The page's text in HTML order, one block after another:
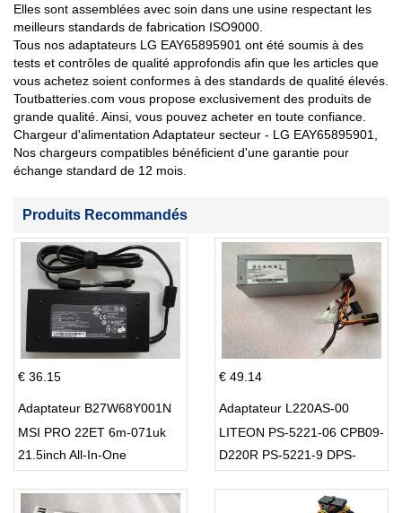
Elles sont assemblées avec soin dans une usine respectant les
meilleurs standards de fabrication ISO9000.
Tous nos adaptateurs LG EAY65895901 ont été soumis à des
tests et contrôles de qualité approfondis afin que les articles que
vous achetez soient conformes à des standards de qualité élevés.
Toutbatteries.com vous propose exclusivement des produits de
grande qualité. Ainsi, vous pouvez acheter en toute confiance.
Chargeur d'alimentation Adaptateur secteur - LG EAY65895901,
Nos chargeurs compatibles bénéficient d'une garantie pour
échange standard de 12 mois.
Produits Recommandés
€ 36.15
Adaptateur B27W68Y001N
MSI PRO 22ET 6m-071uk
21.5inch All-In-One
€ 49.14
Adaptateur L220AS-00
LITEON PS-5221-06 CPB09-
D220R PS-5221-9 DPS-